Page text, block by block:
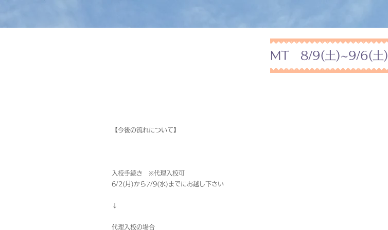
MT 8/9(土)~9/6(土)
【今後の流れについて】
入校手続き ※代理入校可
6/2(月)から7/9(水)までにお越し下さい
↓
代理入校の場合